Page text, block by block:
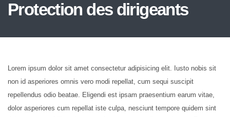
Protection des dirigeants
Lorem ipsum dolor sit amet consectetur adipisicing elit. Iusto nobis sit
non id asperiores omnis vero modi repellat, cum sequi suscipit
repellendus odio beatae. Eligendi est ipsam praesentium earum vitae,
dolor asperiores cum repellat iste culpa, nesciunt tempore quidem sint